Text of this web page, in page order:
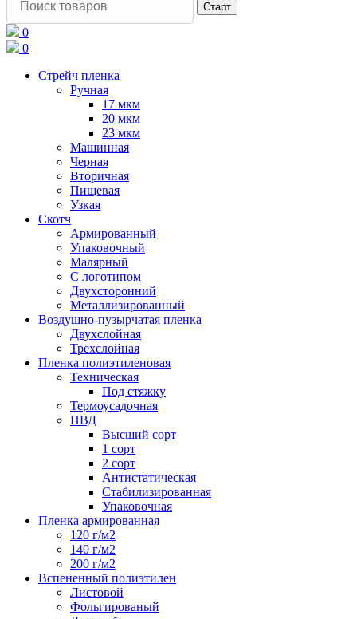
0
0
Стрейч пленка
Ручная
17 мкм
20 мкм
23 мкм
Машинная
Черная
Вторичная
Пищевая
Узкая
Скотч
Армированный
Упаковочный
Малярный
С логотипом
Двухсторонний
Металлизированный
Воздушно-пузырчатая пленка
Двухслойная
Трехслойная
Пленка полиэтиленовая
Техническая
Под стяжку
Термоусадочная
ПВД
Высший сорт
1 сорт
2 сорт
Антистатическая
Стабилизированная
Упаковочная
Пленка армированная
120 г/м2
140 г/м2
200 г/м2
Вспененный полиэтилен
Листовой
Фольгированый